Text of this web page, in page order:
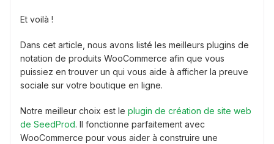
Et voilà !
Dans cet article, nous avons listé les meilleurs plugins de
notation de produits WooCommerce afin que vous
puissiez en trouver un qui vous aide à afficher la preuve
sociale sur votre boutique en ligne.
Notre meilleur choix est le plugin de création de site web
de SeedProd. Il fonctionne parfaitement avec
WooCommerce pour vous aider à construire une